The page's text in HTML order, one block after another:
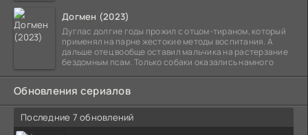
Догмен (2023)
Дуглас долгие годы прожил с отцом-тираном, который
применял на парне жестокие методы воспитания. А
дальше отец вообще оставил мальчика на растерзание
бездомным псам. Только собаки оказались намного
Обновления сериалов
Последние 7 обновлений